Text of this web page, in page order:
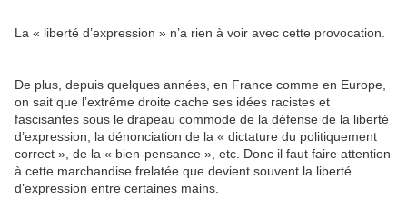
La « liberté d’expression » n’a rien à voir avec cette provocation.
De plus, depuis quelques années, en France comme en Europe,
on sait que l’extrême droite cache ses idées racistes et
fascisantes sous le drapeau commode de la défense de la liberté
d’expression, la dénonciation de la « dictature du politiquement
correct », de la « bien-pensance », etc. Donc il faut faire attention
à cette marchandise frelatée que devient souvent la liberté
d’expression entre certaines mains.